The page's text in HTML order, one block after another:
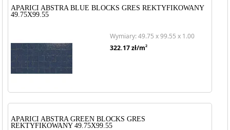
APARICI ABSTRA BLUE BLOCKS GRES REKTYFIKOWANY
49.75X99.55
Wymiary: 49.75 x 99.55 x 1.00
322.17zł/m2
APARICI ABSTRA GREEN BLOCKS GRES
REKTYFIKOWANY 49.75X99.55